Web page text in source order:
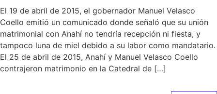
El 19 de abril de 2015, el gobernador Manuel Velasco
Coello emitió un comunicado donde señaló que su unión
matrimonial con Anahí no tendría recepción ni fiesta, y
tampoco luna de miel debido a su labor como mandatario.
El 25 de abril de 2015, Anahí y Manuel Velasco Coello
contrajeron matrimonio en la Catedral de […]